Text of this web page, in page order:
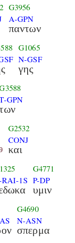
G3956
A-GPN
παντων
G1065
N-GSF
γης
GPN
G2532
CONJ
και
1S
G4771
P-DP
υμιν
G4690
N-ASN
σπερμα